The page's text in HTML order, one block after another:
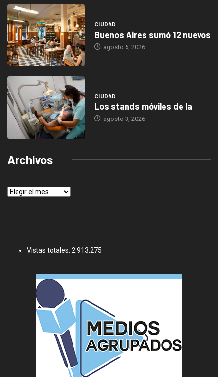
CIUDAD
Buenos Aires sumó 12 nuevos
agosto 5, 2026
CIUDAD
Los stands móviles de la
agosto 3, 2026
Archivos
Archivos
Vistas totales: 2.913.275